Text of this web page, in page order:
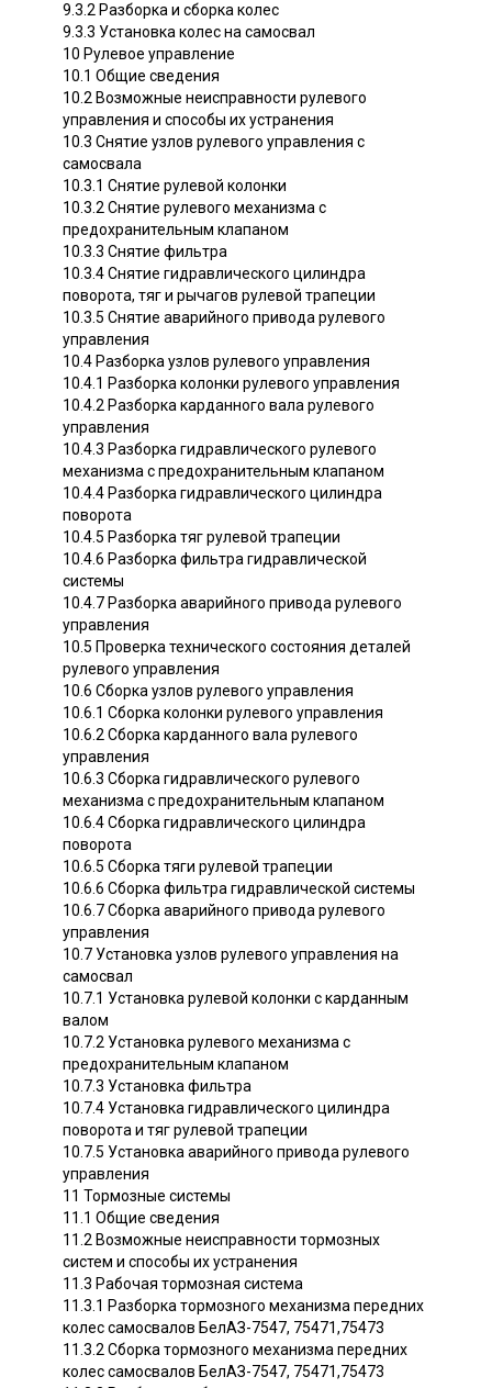
9.3.2 Разборка и сборка колес
9.3.3 Установка колес на самосвал
10 Рулевое управление
10.1 Общие сведения
10.2 Возможные неисправности рулевого
управления и способы их устранения
10.3 Снятие узлов рулевого управления с
самосвала
10.3.1 Снятие рулевой колонки
10.3.2 Снятие рулевого механизма с
предохранительным клапаном
10.3.3 Снятие фильтра
10.3.4 Снятие гидравлического цилиндра
поворота, тяг и рычагов рулевой трапеции
10.3.5 Снятие аварийного привода рулевого
управления
10.4 Разборка узлов рулевого управления
10.4.1 Разборка колонки рулевого управления
10.4.2 Разборка карданного вала рулевого
управления
10.4.3 Разборка гидравлического рулевого
механизма с предохранительным клапаном
10.4.4 Разборка гидравлического цилиндра
поворота
10.4.5 Разборка тяг рулевой трапеции
10.4.6 Разборка фильтра гидравлической
системы
10.4.7 Разборка аварийного привода рулевого
управления
10.5 Проверка технического состояния деталей
рулевого управления
10.6 Сборка узлов рулевого управления
10.6.1 Сборка колонки рулевого управления
10.6.2 Сборка карданного вала рулевого
управления
10.6.3 Сборка гидравлического рулевого
механизма с предохранительным клапаном
10.6.4 Сборка гидравлического цилиндра
поворота
10.6.5 Сборка тяги рулевой трапеции
10.6.6 Сборка фильтра гидравлической системы
10.6.7 Сборка аварийного привода рулевого
управления
10.7 Установка узлов рулевого управления на
самосвал
10.7.1 Установка рулевой колонки с карданным
валом
10.7.2 Установка рулевого механизма с
предохранительным клапаном
10.7.3 Установка фильтра
10.7.4 Установка гидравлического цилиндра
поворота и тяг рулевой трапеции
10.7.5 Установка аварийного привода рулевого
управления
11 Тормозные системы
11.1 Общие сведения
11.2 Возможные неисправности тормозных
систем и способы их устранения
11.3 Рабочая тормозная система
11.3.1 Разборка тормозного механизма передних
колес самосвалов БелАЗ-7547, 75471,75473
11.3.2 Сборка тормозного механизма передних
колес самосвалов БелАЗ-7547, 75471,75473